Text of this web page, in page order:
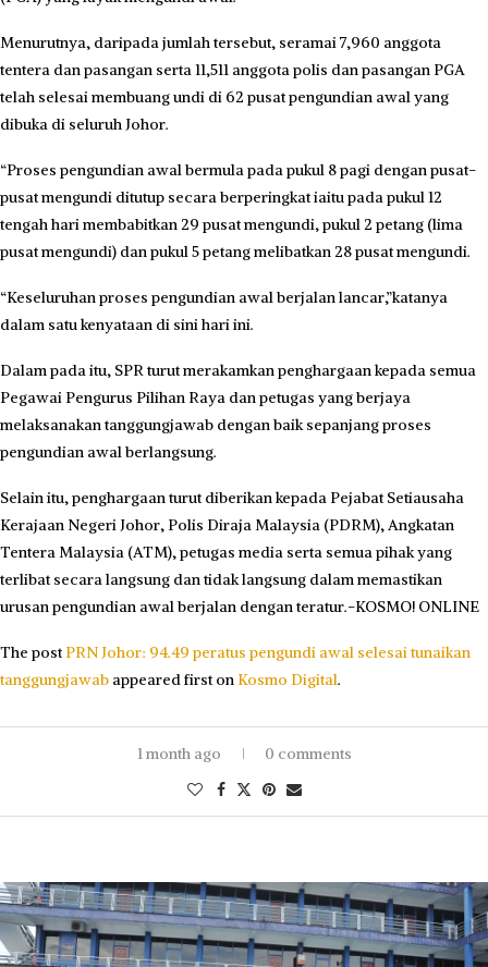
Menurutnya, daripada jumlah tersebut, seramai 7,960 anggota
tentera dan pasangan serta 11,511 anggota polis dan pasangan PGA
telah selesai membuang undi di 62 pusat pengundian awal yang
dibuka di seluruh Johor.
“Proses pengundian awal bermula pada pukul 8 pagi dengan pusat-
pusat mengundi ditutup secara berperingkat iaitu pada pukul 12
tengah hari membabitkan 29 pusat mengundi, pukul 2 petang (lima
pusat mengundi) dan pukul 5 petang melibatkan 28 pusat mengundi.
“Keseluruhan proses pengundian awal berjalan lancar,”katanya
dalam satu kenyataan di sini hari ini.
Dalam pada itu, SPR turut merakamkan penghargaan kepada semua
Pegawai Pengurus Pilihan Raya dan petugas yang berjaya
melaksanakan tanggungjawab dengan baik sepanjang proses
pengundian awal berlangsung.
Selain itu, penghargaan turut diberikan kepada Pejabat Setiausaha
Kerajaan Negeri Johor, Polis Diraja Malaysia (PDRM), Angkatan
Tentera Malaysia (ATM), petugas media serta semua pihak yang
terlibat secara langsung dan tidak langsung dalam memastikan
urusan pengundian awal berjalan dengan teratur.-KOSMO! ONLINE
The post PRN Johor: 94.49 peratus pengundi awal selesai tunaikan
tanggungjawab appeared first on Kosmo Digital.
1 month ago 0 comments